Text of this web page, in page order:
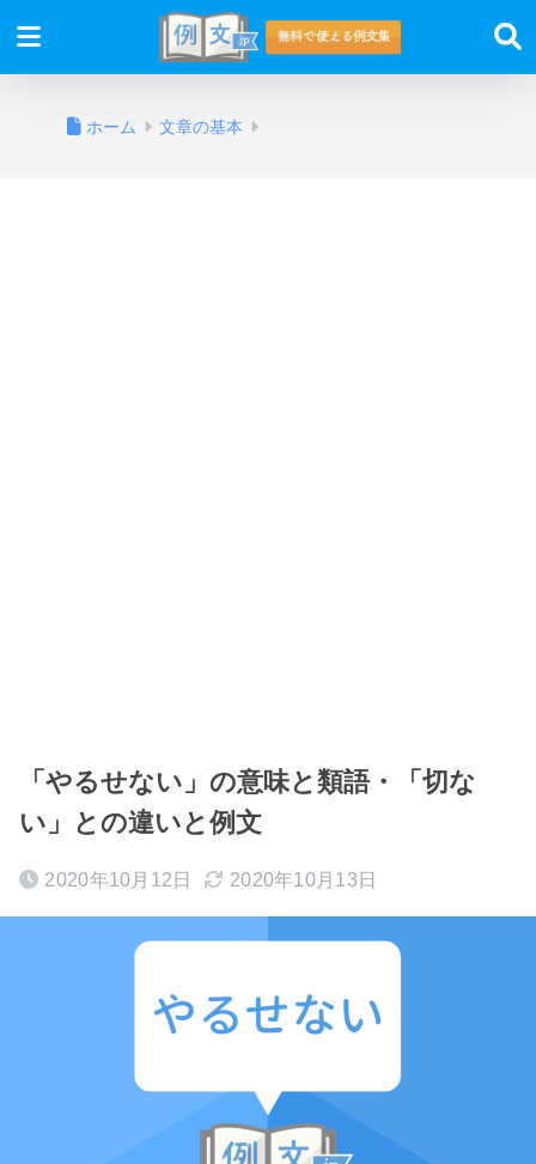
ホーム 文章の基本
「やるせない」の意味と類語・「切な
い」との違いと例文
2020年10月12日 2020年10月13日